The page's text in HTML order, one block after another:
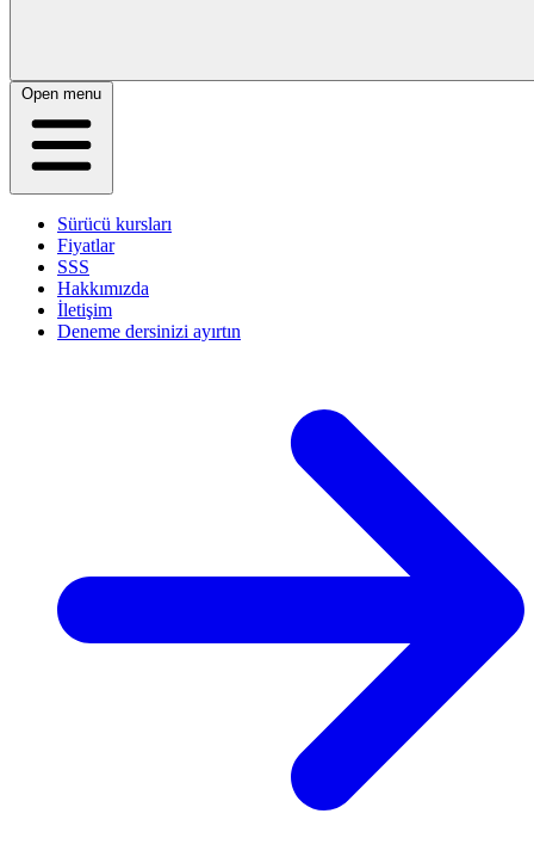
Open menu
Sürücü kursları
Fiyatlar
SSS
Hakkımızda
İletişim
Deneme dersinizi ayırtın